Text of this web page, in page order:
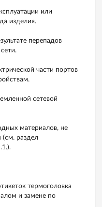
или
изделия.
перепадов
части портов
сетевой
материалов, не
(см. раздел
термоголовка
и замене по